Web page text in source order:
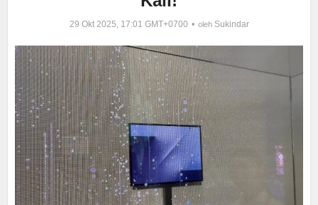
29 Okt 2025, 17:01 GMT+0700 oleh Sukindar